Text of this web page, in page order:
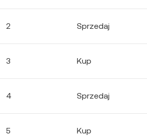
2 Sprzedaj
3 Kup
4 Sprzedaj
5 Kup